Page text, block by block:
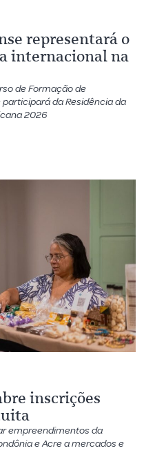
representará o
internacional na
de Formação de
da Residência da
2026
inscrições
empreendimentos da
e Acre a mercados e